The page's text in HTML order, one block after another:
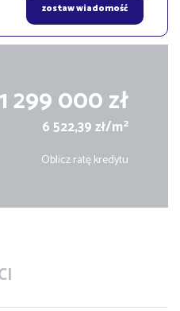
zostaw wiadomość
1 299 000 zł
6 522,39 zł/m2
Oblicz ratę kredytu